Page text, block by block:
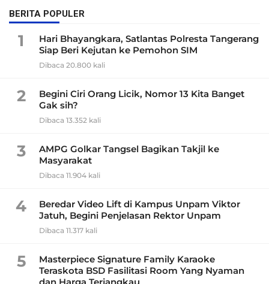
BERITA POPULER
1
Hari Bhayangkara, Satlantas Polresta Tangerang
Siap Beri Kejutan ke Pemohon SIM
Dibaca 20.800 kali
2
Begini Ciri Orang Licik, Nomor 13 Kita Banget
Gak sih?
Dibaca 13.352 kali
3
AMPG Golkar Tangsel Bagikan Takjil ke
Masyarakat
Dibaca 11.904 kali
4
Beredar Video Lift di Kampus Unpam Viktor
Jatuh, Begini Penjelasan Rektor Unpam
Dibaca 11.317 kali
5
Masterpiece Signature Family Karaoke
Teraskota BSD Fasilitasi Room Yang Nyaman